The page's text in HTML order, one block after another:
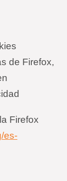
de Firefox,
Firefox
es-